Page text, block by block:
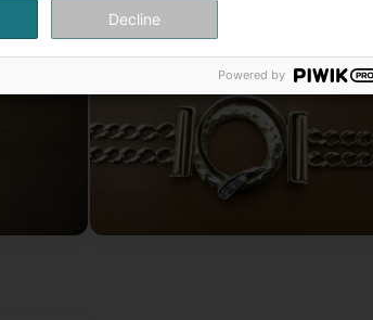
Bracelet
Decline
Powered by